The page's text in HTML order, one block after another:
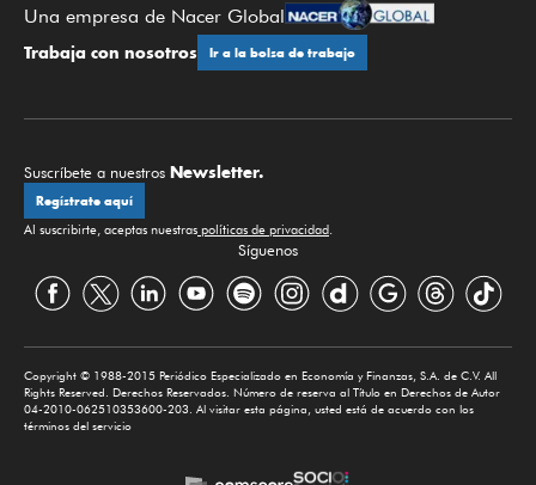
Una empresa de Nacer Global
Trabaja con nosotros Ir a la bolsa de trabajo
Suscríbete a nuestros Newsletter.
Regístrate aquí
Al suscribirte, aceptas nuestras políticas de privacidad.
Síguenos
Copyright © 1988-2015 Periódico Especializado en Economía y Finanzas, S.A. de C.V. All
Rights Reserved. Derechos Reservados. Número de reserva al Título en Derechos de Autor
04-2010-062510353600-203. Al visitar esta página, usted está de acuerdo con los
términos del servicio